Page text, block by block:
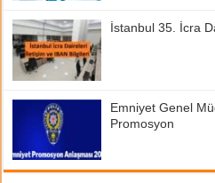
İstanbul 35. İcra
Emniyet Genel
Promosyon